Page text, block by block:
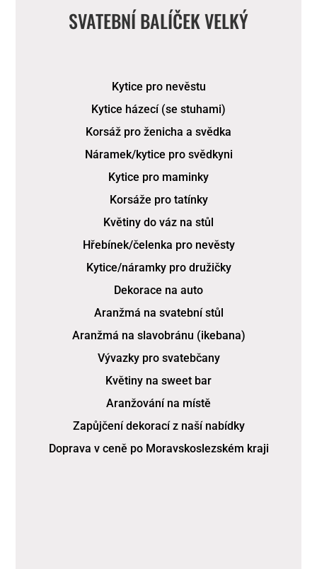
SVATEBNÍ BALÍČEK VELKÝ
Kytice pro nevěstu
Kytice házecí (se stuhami)
Korsáž pro ženicha a svědka
Náramek/kytice pro svědkyni
Kytice pro maminky
Korsáže pro tatínky
Květiny do váz na stůl
Hřebínek/čelenka pro nevěsty
Kytice/náramky pro družičky
Dekorace na auto
Aranžmá na svatební stůl
Aranžmá na slavobránu (ikebana)
Vývazky pro svatebčany
Květiny na sweet bar
Aranžování na místě
Zapůjčení dekorací z naší nabídky
Doprava v ceně po Moravskoslezském kraji